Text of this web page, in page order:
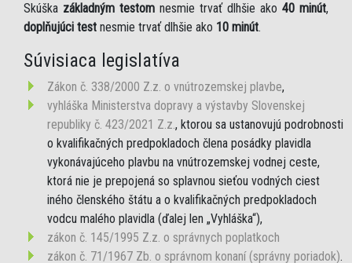
Skúška základným testom nesmie trvať dlhšie ako 40 minút,
doplňujúci test nesmie trvať dlhšie ako 10 minút.
Súvisiaca legislatíva
Zákon č. 338/2000 Z.z. o vnútrozemskej plavbe,
vyhláška Ministerstva dopravy a výstavby Slovenskej
republiky č. 423/2021 Z.z., ktorou sa ustanovujú podrobnosti
o kvalifikačných predpokladoch člena posádky plavidla
vykonávajúceho plavbu na vnútrozemskej vodnej ceste,
ktorá nie je prepojená so splavnou sieťou vodných ciest
iného členského štátu a o kvalifikačných predpokladoch
vodcu malého plavidla (ďalej len „Vyhláška“),
zákon č. 145/1995 Z.z. o správnych poplatkoch
zákon č. 71/1967 Zb. o správnom konaní (správny poriadok).